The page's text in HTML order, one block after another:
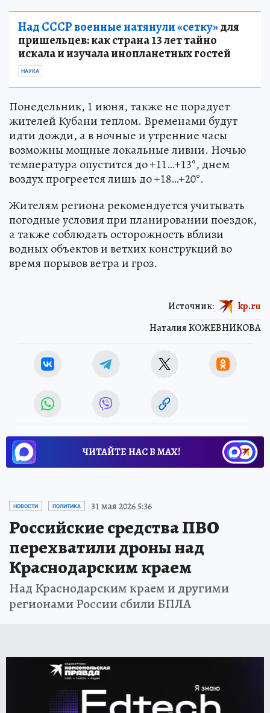
Над СССР военные натянули «сетку»для
пришельцев: как страна 13 лет тайно
искала и изучала инопланетных гостей
НАУКА
Понедельник, 1 июня, также не порадует
жителей Кубани теплом. Временами будут
идти дожди, а в ночные и утренние часы
возможны мощные локальные ливни. Ночью
температура опустится до +11…+13°, днем
воздух прогреется лишь до +18…+20°.
Жителям региона рекомендуется учитывать
погодные условия при планировании поездок,
а также соблюдать осторожность вблизи
водных объектов и ветхих конструкций во
время порывов ветра и гроз.
Наталия КОЖЕВНИКОВА
Источник: kp.ru
ЧИТАЙТЕ НАС В МАХ!
НОВОСТИ ПОЛИТИКА 31 мая 2026 5:36
Российские средства ПВО
перехватили дроны над
Краснодарским краем
Над Краснодарским краем и другими
регионами России сбили БПЛА